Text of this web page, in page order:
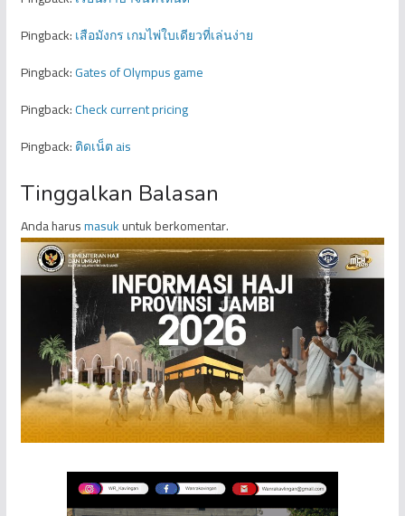
Pingback:เสือมังกร เกมไพ่ใบเดียวที่เล่นง่าย
Pingback:Gates of Olympus game
Pingback:Check current pricing
Pingback:ติดเน็ต ais
Tinggalkan Balasan
Anda harusmasukuntuk berkomentar.